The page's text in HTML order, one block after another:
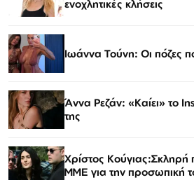
ενοχλητικές κλήσεις
Ιωάννα Τούνη: Οι πόζες
Άννα Ρεζάν: «Καίει» το
της
Χρίστος Κούγιας:Σκληρή
ΜΜΕ για την προσωπική